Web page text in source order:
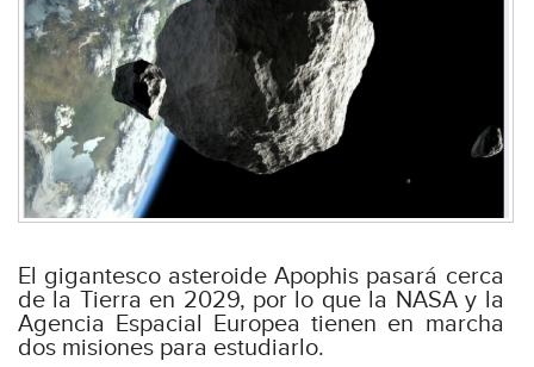
El gigantesco asteroide Apophis pasará cerca
de la Tierra en 2029, por lo que la NASA y la
Agencia Espacial Europea tienen en marcha
dos misiones para estudiarlo.